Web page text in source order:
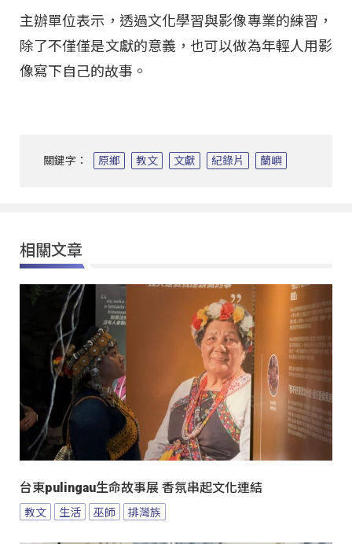
主辦單位表示，透過文化學習與影像專業的練習，
除了不僅僅是文獻的意義，也可以做為年輕人用影
像寫下自己的故事。
關鍵字： 原鄉 教文 文獻 紀錄片 蘭嶼
相關文章
台東pulingau生命故事展 香氛串起文化連結
教文 生活 巫師 排灣族